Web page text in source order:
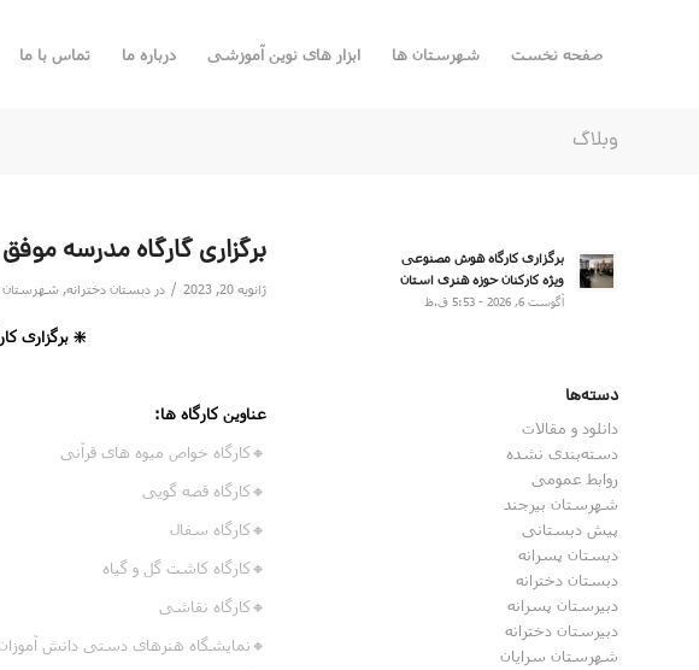
صفحه نخست شهرستان ها ابزار های نوین آموزشی درباره ما تماس با ما
وبلاگ
برگزاری گارگاه مدرسه
ژانویه 20, 2023 / در دبستان دخترانه,
❇️ برگزاری
عناوین کارگاه ها:
🔸کارگاه خواص میوه های قرآنی
🔸کارگاه قصه گویی
🔸کارگاه سفال
🔸کارگاه کاشت گل و گیاه
🔸کارگاه نقاشی
🔸نمایشگاه هنرهای دستی دانش
برگزاری کارگاه هوش مصنوعی
ویژه کارکنان حوزه هنری استان
آگوست 6, 2026 - 5:53 ق.ظ
دسته‌ها
دانلود و مقالات
دسته‌بندی نشده
روابط عمومی
شهرستان بیرجند
پیش دبستانی
دبستان پسرانه
دبستان دخترانه
دبیرستان پسرانه
دبیرستان دخترانه
شهرستان سرایان